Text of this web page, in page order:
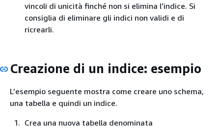
vincoli di unicità finché non si elimina l’indice. Si
consiglia di eliminare gli indici non validi e di
ricrearli.
Creazione di un indice: esempio
L’esempio seguente mostra come creare uno schema,
una tabella e quindi un indice.
Crea una nuova tabella denominata